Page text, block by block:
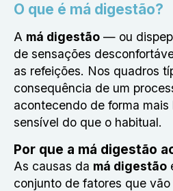
O que é má digestão?
A má digestão — ou
de sensações
as refeições. Nos quadros
consequência de um
acontecendo de forma mais
sensível do que o habitual.
Por que a má digestão
As causas da má digestão
conjunto de fatores que